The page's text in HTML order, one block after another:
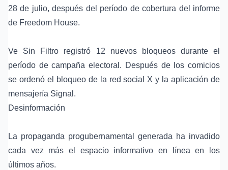
28 de julio, después del período de cobertura del informe
de Freedom House.
Ve Sin Filtro registró 12 nuevos bloqueos durante el
período de campaña electoral. Después de los comicios
se ordenó el bloqueo de la red social X y la aplicación de
mensajería Signal.
Desinformación
La propaganda progubernamental generada ha invadido
cada vez más el espacio informativo en línea en los
últimos años.